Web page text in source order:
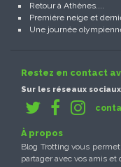
Retour à Athènes....
Première neige et
Une journée
Restez en contact
Sur les réseaux
À propos
Blog Trotting vous
partager avec vos amis